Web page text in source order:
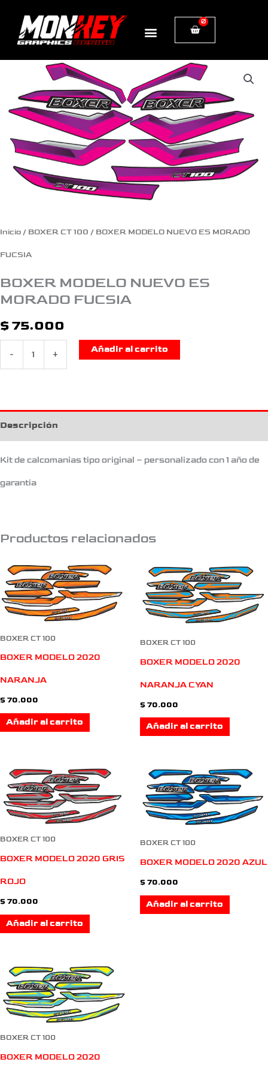
0
Cart
Inicio / BOXER CT 100 / BOXER MODELO NUEVO ES MORADO
FUCSIA
BOXER MODELO NUEVO ES
MORADO FUCSIA
$ 75.000
-
MODELO
NUEVO
ES
FUCSIA
+
Añadir al carrito
Descripción
Kit de calcomanias tipo original – personalizado con 1 año de
garantia
Productos relacionados
BOXER CT 100
BOXER MODELO 2020
NARANJA
$ 70.000
Añadir al carrito
BOXER CT 100
BOXER MODELO 2020
NARANJA CYAN
$ 70.000
Añadir al carrito
BOXER CT 100
BOXER MODELO 2020 GRIS
ROJO
$ 70.000
Añadir al carrito
BOXER CT 100
BOXER MODELO 2020 AZUL
$ 70.000
Añadir al carrito
BOXER CT 100
BOXER MODELO 2020